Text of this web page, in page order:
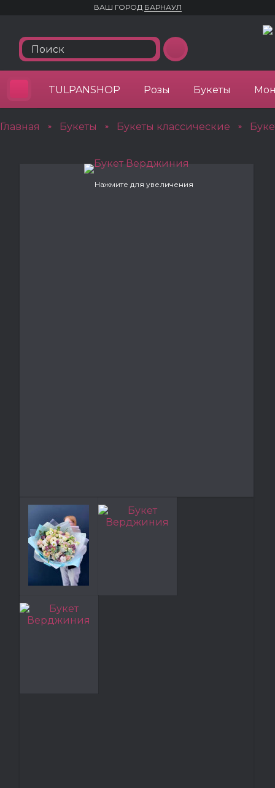
ВАШ ГОРОД БАРНАУЛ
TULPANSHOP Розы Букеты
Главная » Букеты » Букеты классические »
Нажмите для увеличения